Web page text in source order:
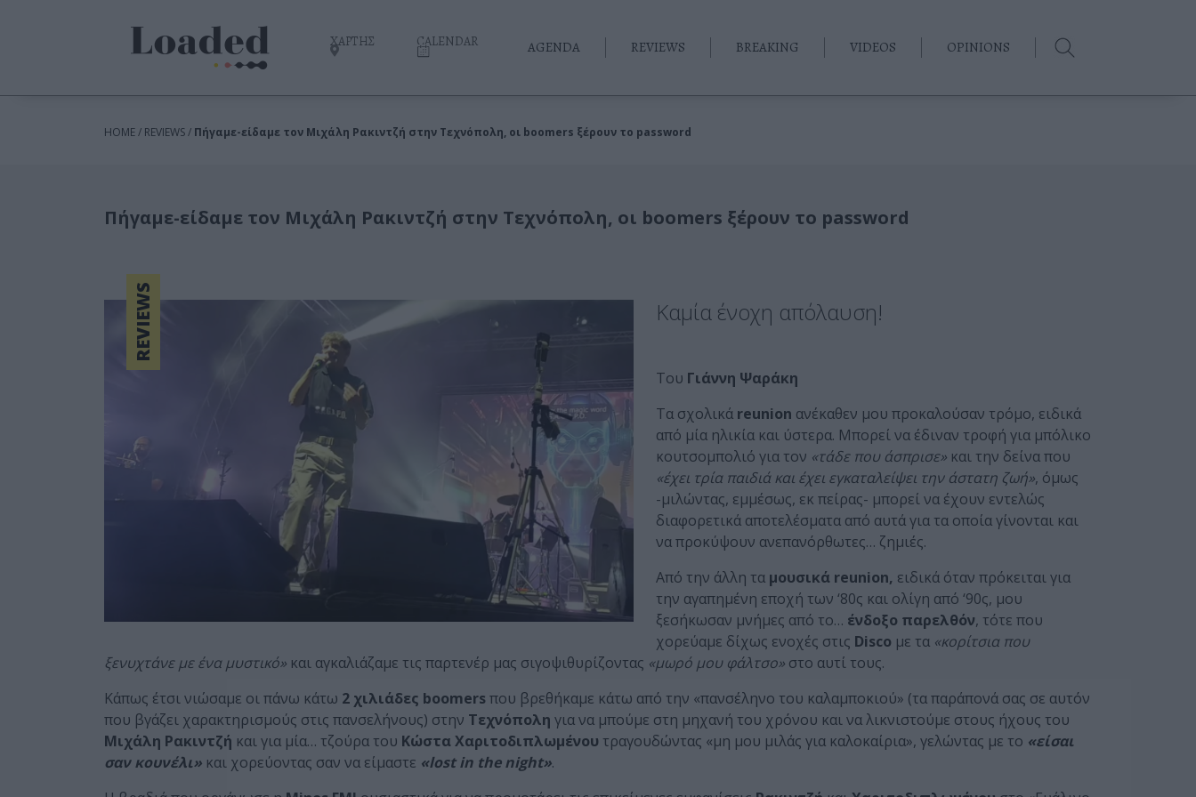
ΧΑΡΤΗΣ CALENDAR AGENDA REVIEWS BREAKING VIDEOS OPINIONS
HOME / REVIEWS / Πήγαμε-είδαμε τον Μιχάλη Ρακιντζή στην Τεχνόπολη, οι boomers ξέρουν το password
Πήγαμε-είδαμε τον Μιχάλη Ρακιντζή στην Τεχνόπολη, οι boomers ξέρουν το password
REVIEWS Καμία ένοχη απόλαυση!
Του Γιάννη Ψαράκη
Τα σχολικά reunion ανέκαθεν μου προκαλούσαν τρόμο, ειδικά
από μία ηλικία και ύστερα. Μπορεί να έδιναν τροφή για μπόλικο
κουτσομπολιό για τον «τάδε που άσπρισε» και την δείνα που
«έχει τρία παιδιά και έχει εγκαταλείψει την άστατη ζωή», όμως
-μιλώντας, εμμέσως, εκ πείρας- μπορεί να έχουν εντελώς
διαφορετικά αποτελέσματα από αυτά για τα οποία γίνονται και
να προκύψουν ανεπανόρθωτες… ζημιές.
Από την άλλη τα μουσικά reunion, ειδικά όταν πρόκειται για
την αγαπημένη εποχή των ‘80ς και ολίγη από ‘90ς, μου
ξεσήκωσαν μνήμες από το… ένδοξο παρελθόν, τότε που
χορεύαμε δίχως ενοχές στις Disco με τα «κορίτσια που
ξενυχτάνε με ένα μυστικό» και αγκαλιάζαμε τις παρτενέρ μας σιγοψιθυρίζοντας «μωρό μου φάλτσο» στο αυτί τους.
Κάπως έτσι νιώσαμε οι πάνω κάτω 2 χιλιάδες boomersπου βρεθήκαμε κάτω από την «πανσέληνο του καλαμποκιού» (τα παράπονά σας σε αυτόν
που βγάζει χαρακτηρισμούς στις πανσελήνους) στην Τεχνόπολη για να μπούμε στη μηχανή του χρόνου και να λικνιστούμε στους ήχους του
Μιχάλη Ρακιντζή και για μία… τζούρα του Κώστα Χαριτοδιπλωμένου τραγουδώντας «μη μου μιλάς για καλοκαίρια», γελώντας με το «είσαι
σαν κουνέλι» και χορεύοντας σαν να είμαστε «lost in the night».